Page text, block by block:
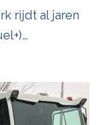
rijdt al jaren